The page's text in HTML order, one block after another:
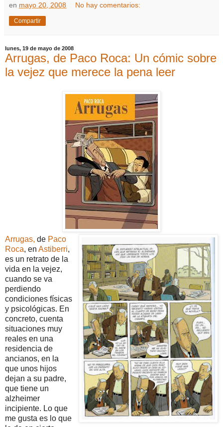
en mayo 20, 2008 No hay comentarios:
Compartir
lunes, 19 de mayo de 2008
Arrugas, de Paco Roca: Un cómic sobre
la vejez que merece la pena leer
Arrugas, de Paco
Roca, en Astiberri,
es un retrato de la
vida en la vejez,
cuando se va
perdiendo
condiciones físicas
y psicológicas. En
concreto, cuenta
situaciones muy
reales en una
residencia de
ancianos, en la
que unos hijos
dejan a su padre,
que tiene un
alzheimer
incipiente. Lo que
me gusta es lo que